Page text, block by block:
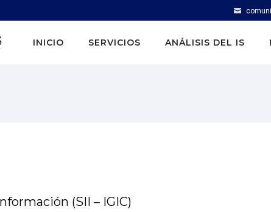
INICIO SERVICIOS ANÁLISIS DEL IS
(SII – IGIC)